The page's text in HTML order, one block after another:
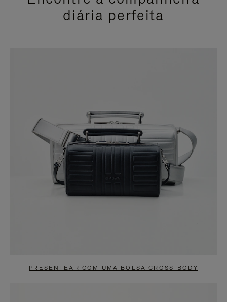
diária perfeita
PRESENTEAR COM UMA BOLSA CROSS-BODY